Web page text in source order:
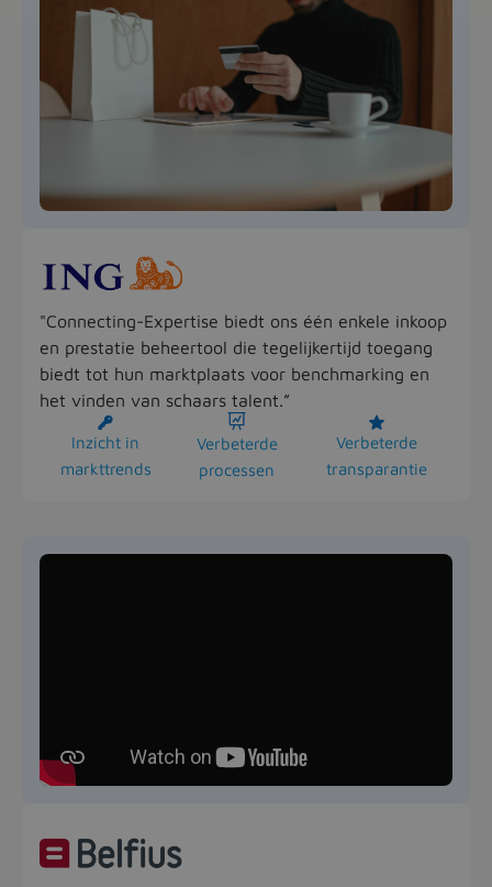
"Connecting-Expertise biedt ons één enkele inkoop
en prestatie beheertool die tegelijkertijd toegang
biedt tot hun marktplaats voor benchmarking en
het vinden van schaars talent.”

Inzicht in
markttrends

Verbeterde
processen

Verbeterde
transparantie